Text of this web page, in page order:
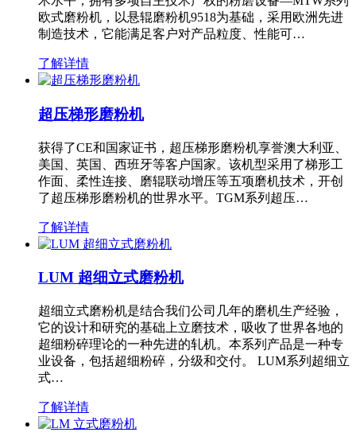
欧式磨粉机，以悬辊磨粉机9518为基础，采用欧洲先进
制造技术，它能满足客户对产品粒度、性能可…
了解详情
超压梯形磨粉机
获得了CE和国家证书，超压梯形磨粉机享誉澳大利亚、
美国、英国、西班牙等客户国家。该机型采用了梯形工
作面、柔性连接、磨辊联动增压等五项磨机技术，开创
了超压梯形磨粉机的世界水平。TGM系列超压…
了解详情
LUM 超细立式磨粉机
超细立式磨粉机是结合我们公司几年的磨机生产经验，
它的设计和研究的基础上立磨技术，吸收了世界各地的
超细粉碎理论的一种先进的轧机。本系列产品是一种专
业设备，包括超细粉碎，分级和交付。 LUM系列超细立
式…
了解详情